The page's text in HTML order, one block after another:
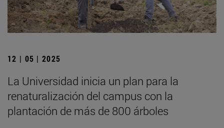
12 | 05 | 2025
La Universidad inicia un plan para la
renaturalización del campus con la
plantación de más de 800 árboles